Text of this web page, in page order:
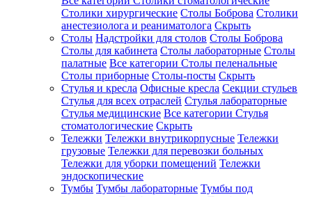
Столики хирургические Столы Боброва Столики
анестезиолога и реаниматолога Скрыть
Столы Надстройки для столов Столы Боброва
Столы для кабинета Столы лабораторные Столы
палатные Все категории Столы пеленальные
Столы приборные Столы-посты Скрыть
Стулья и кресла Офисные кресла Секции стульев
Стулья для всех отраслей Стулья лабораторные
Стулья медицинские Все категории Стулья
стоматологические Скрыть
Тележки Тележки внутрикорпусные Тележки
грузовые Тележки для перевозки больных
Тележки для уборки помещений Тележки
эндоскопические
Тумбы Тумбы лабораторные Тумбы под